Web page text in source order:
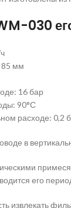
030
85 мм
16 бар
90°С
расходе: 0,2
в
его
извлекать